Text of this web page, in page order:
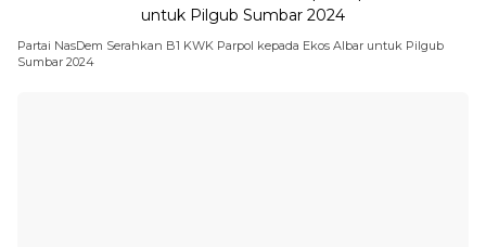
Partai NasDem Serahkan B1 KWK Parpol kepada Ekos Albar untuk Pilgub
Sumbar 2024